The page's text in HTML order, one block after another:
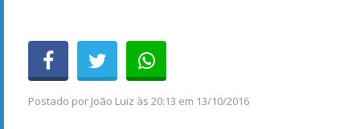
Postado por João Luiz às 20:13 em 13/10/2016